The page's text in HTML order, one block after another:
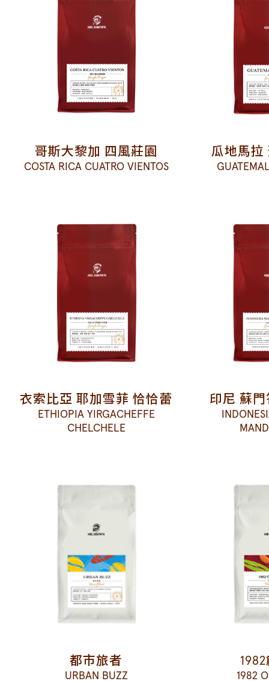
哥斯大黎加 四風莊園
COSTA RICA CUATRO VIENTOS
瓜地馬拉
衣索比亞 耶加雪菲 恰恰蕾
ETHIOPIA YIRGACHEFFE
CHELCHELE
印尼 蘇
都市旅者
URBAN BUZZ 1982